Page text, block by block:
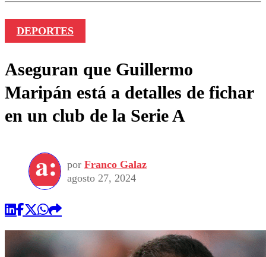
DEPORTES
Aseguran que Guillermo
Maripán está a detalles de fichar
en un club de la Serie A
por Franco Galaz
agosto 27, 2024